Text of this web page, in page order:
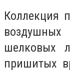
Коллекция
шелковых
пришитых